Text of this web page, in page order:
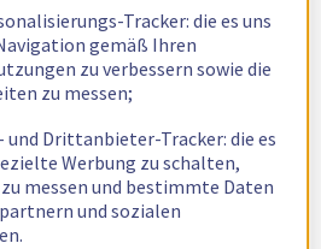
Tracker: die es uns
gemäß Ihren
zu verbessern sowie die
zu messen;
und Drittanbieter-Tracker: die es
Werbung zu schalten,
messen und bestimmte Daten
und sozialen